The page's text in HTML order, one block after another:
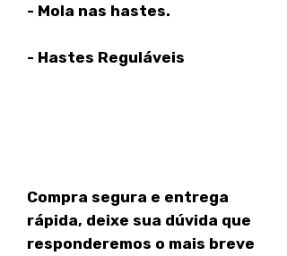
- Mola nas hastes.
- Hastes Reguláveis
Compra segura e entrega
rápida, deixe sua dúvida que
responderemos o mais breve